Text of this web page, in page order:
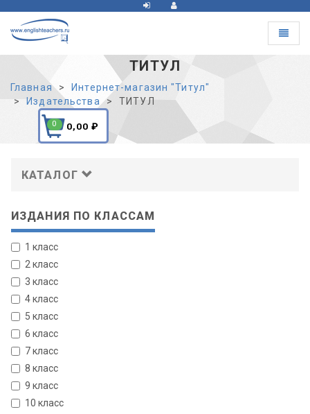
Toggle
ТИТУЛ
Главная
Интернет-магазин "Титул"
Издательства
ТИТУЛ
0 0,00 ₽
КАТАЛОГ
ИЗДАНИЯ ПО КЛАССАМ
1 класс
2 класс
3 класс
4 класс
5 класс
6 класс
7 класс
8 класс
9 класс
10 класс